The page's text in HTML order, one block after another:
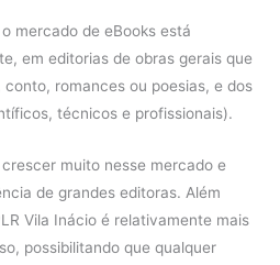
o mercado de eBooks está
em editorias de obras gerais que
romances ou poesias, e dos
técnicos e profissionais).
muito nesse mercado e
de grandes editoras. Além
Vila Inácio é relativamente mais
possibilitando que qualquer